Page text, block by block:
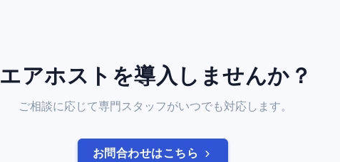
エアホストを導入しませんか？
ご相談に応じて専門スタッフがいつでも対応します。
お問合わせはこちら